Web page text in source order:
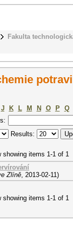
Fakulta
J K L M N O P
Q
Results:
showing items 1-1 of 1
Zlíně, 2013-02-11)
showing items 1-1 of 1